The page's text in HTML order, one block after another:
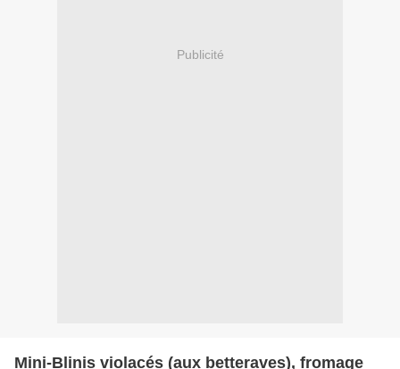
Publicité
Mini-Blinis violacés (aux betteraves), fromage